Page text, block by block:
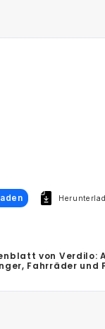
von Verdilo:
Fahrräder und